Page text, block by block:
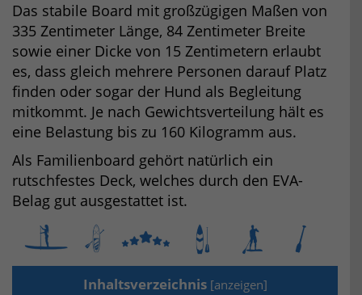
Das stabile Board mit großzügigen Maßen von
335 Zentimeter Länge, 84 Zentimeter Breite
sowie einer Dicke von 15 Zentimetern erlaubt
es, dass gleich mehrere Personen darauf Platz
finden oder sogar der Hund als Begleitung
mitkommt. Je nach Gewichtsverteilung hält es
eine Belastung bis zu 160 Kilogramm aus.
Als Familienboard gehört natürlich ein
rutschfestes Deck, welches durch den EVA-
Belag gut ausgestattet ist.
Inhaltsverzeichnis [anzeigen]